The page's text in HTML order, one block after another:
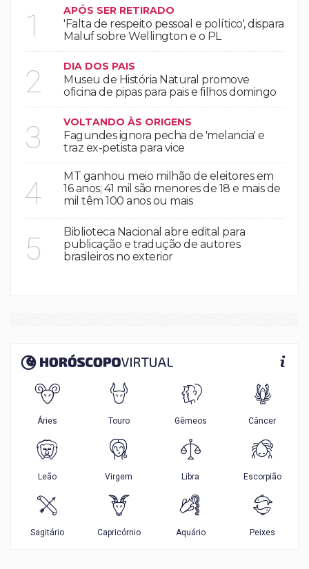
1 APÓS SER RETIRADO
'Falta de respeito pessoal e político', dispara
Maluf sobre Wellington e o PL
2 DIA DOS PAIS
Museu de História Natural promove
oficina de pipas para pais e filhos domingo
3 VOLTANDO ÀS ORIGENS
Fagundes ignora pecha de 'melancia' e
traz ex-petista para vice
4
MT ganhou meio milhão de eleitores em
16 anos; 41 mil são menores de 18 e mais de
mil têm 100 anos ou mais
5
Biblioteca Nacional abre edital para
publicação e tradução de autores
brasileiros no exterior